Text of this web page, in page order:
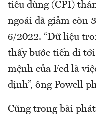
tiêu dùng (CPI)
ngoái đã giảm còn
6/2022. “Dữ liệu
thấy bước tiến đi
mệnh của Fed là
định”, ông Powell
Cũng trong bài